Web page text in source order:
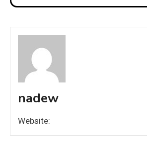
nadew
Website: